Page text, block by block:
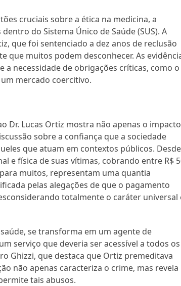
cruciais sobre a ética na medicina, a
do Sistema Único de Saúde (SUS). A
que foi sentenciado a dez anos de reclusão
muitos podem desconhecer. As
necessidade de obrigações críticas, como o
mercado coercitivo.
Dr. Lucas Ortiz mostra não apenas o impacto
sobre a confiança que a sociedade
que atuam em contextos públicos. Desde
e física de suas vítimas, cobrando entre R$
muitos, representam uma quantia
pelas alegações de que o pagamento
totalmente o caráter universal
se transforma em um agente de
serviço que deveria ser acessível a todos os
Ghizzi, que destaca que Ortiz premeditava
não apenas caracteriza o crime, mas revela
tais abusos.